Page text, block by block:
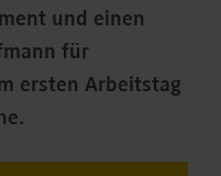
und einen
für
ersten Arbeitstag